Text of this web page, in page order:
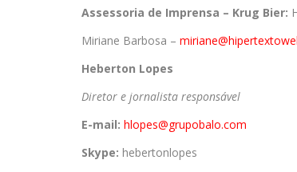
Assessoria de Imprensa – Krug Bier:
Miriane Barbosa –
Heberton Lopes
Diretor e jornalista responsável
E-mail: hlopes@grupobalo.com
Skype: hebertonlopes